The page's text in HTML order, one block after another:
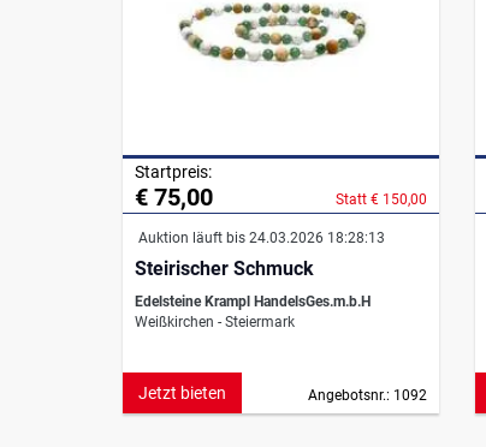
Startpreis:
€ 75,00 Statt € 150,00
Auktion läuft bis 24.03.2026 18:28:13
Steirischer Schmuck
Edelsteine Krampl HandelsGes.m.b.H
Weißkirchen - Steiermark
Angebotsnr.: 1092
Jetzt bieten